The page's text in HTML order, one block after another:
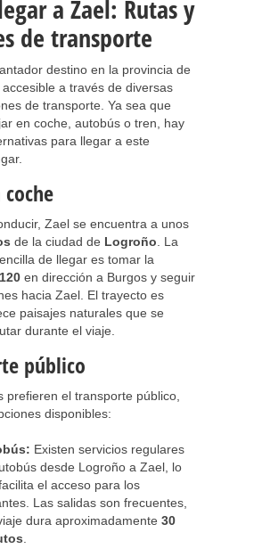
a Zael: Rutas y
de transporte
destino en la provincia de
accesible a través de diversas
de transporte. Ya sea que
en coche, autobús o tren, hay
para llegar a este
Zael se encuentra a unos
de la ciudad de Logroño . La
de llegar es tomar la
en dirección a Burgos y seguir
hacia Zael. El trayecto es
paisajes naturales que se
durante el viaje.
público
prefieren el transporte público,
disponibles:
Existen servicios regulares
desde Logroño a Zael, lo
el acceso para los
Las salidas son frecuentes,
dura aproximadamente 30